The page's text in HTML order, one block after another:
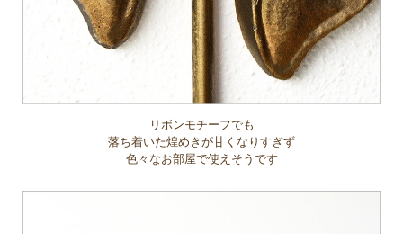
リボンモチーフでも
落ち着いた煌めきが甘くなりすぎず
色々なお部屋で使えそうです